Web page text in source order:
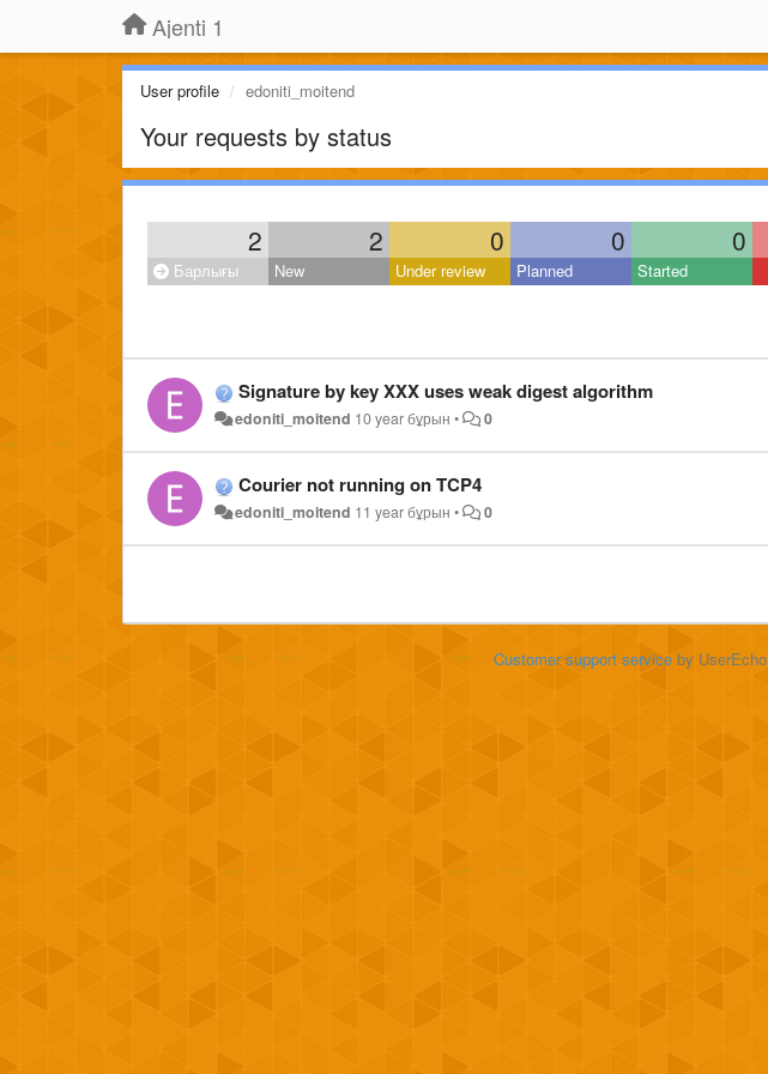
Ajenti 1
User profile edoniti_moitend
Your requests by status
2 2 0 0 0
Барлығы New Under review Planned Started
Signature by key XXX uses weak digest algorithm
edoniti_moitend 10 year бұрын • 0
Courier not running on TCP4
edoniti_moitend 11 year бұрын • 0
Customer support serviceby UserEcho